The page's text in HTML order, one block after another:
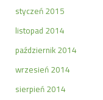
styczeń 2015
listopad 2014
październik 2014
wrzesień 2014
sierpień 2014